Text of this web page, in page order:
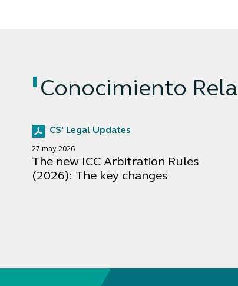
Conocimiento
CS' Legal Updates
27 may 2026
The new ICC Arbitration Rules
(2026): The key changes